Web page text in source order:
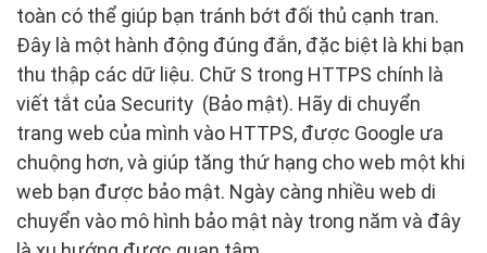
toàn có thể giúp bạn tránh bớt đối thủ cạnh tran.
Đây là một hành động đúng đắn, đặc biệt là khi bạn
thu thập các dữ liệu. Chữ S trong HTTPS chính là
viết tắt của Security (Bảo mật). Hãy di chuyển
trang web của mình vào HTTPS, được Google ưa
chuộng hơn, và giúp tăng thứ hạng cho web một khi
web bạn được bảo mật. Ngày càng nhiều web di
chuyển vào mô hình bảo mật này trong năm và đây